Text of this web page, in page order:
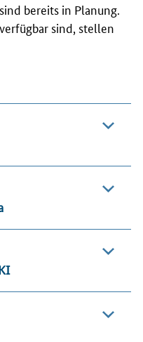
bereits in Planung.
sind, stellen